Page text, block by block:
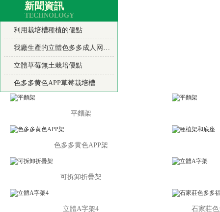
新聞資訊
TECHNOLOGY
利用栽培槽種植的優點
我廠生產的立體色多多成人网站產品使用優點
立體草莓無土栽培優點
色多多黄色APP草莓栽培槽
平麵架
色多多黄色APP架
可拆卸折疊架
立體A字架4 石家莊